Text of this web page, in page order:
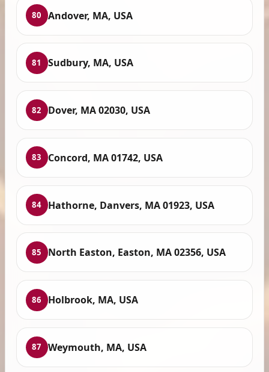
80 Andover, MA, USA
81 Sudbury, MA, USA
82 Dover, MA 02030, USA
83 Concord, MA 01742, USA
84 Hathorne, Danvers, MA 01923, USA
85 North Easton, Easton, MA 02356, USA
86 Holbrook, MA, USA
87 Weymouth, MA, USA